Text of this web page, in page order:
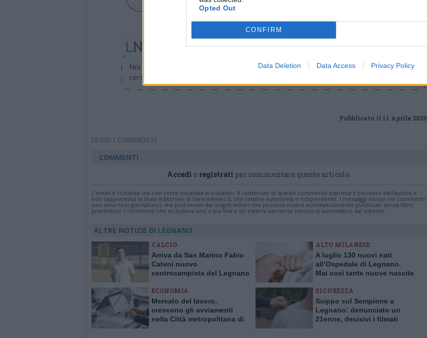
Opted Out
CONFIRM
Data Deletion Data Access Privacy Policy
Valeria Arini
valeria.arini@legnanonews.com
Noi di LegnanoNews abbiamo a cuore l'informazione del nostro territorio e
cerchiamo di essere sempre in prima linea per informarvi in modo puntuale.
Pubblicato il 11 Aprile 2025
LEGGI I COMMENTI
COMMENTI
Accedi o registrati per commentare questo articolo.
L'email è richiesta ma non verrà mostrata ai visitatori. Il contenuto di questo commento esprime il pensiero dell'autore e
non rappresenta la linea editoriale di VareseNews.it, che rimane autonoma e indipendente. I messaggi inclusi nei commenti
non sono testi giornalistici, ma post inviati dai singoli lettori che possono essere automaticamente pubblicati senza filtro
preventivo. I commenti che includano uno o più link a siti esterni verranno rimossi in automatico dal sistema.
ALTRE NOTIZIE DI LEGNANO
CALCIO
Arriva da San Marino Fabio
Cateni nuovo
centrocampista del Legnano
ALTO MILANESE
A luglio 130 nuovi nati
all’Ospedale di Legnano.
Mai così tante nuove nascite
ECONOMIA
Mercato del lavoro,
crescono gli avviamenti
nella Città metropolitana di
SICUREZZA
Scippo sul Sempione a
Legnano: denunciato un
21enne, decisivi i filmati